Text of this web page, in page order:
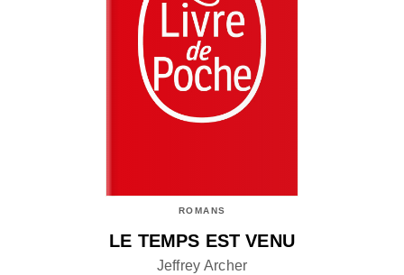
ROMANS
LE TEMPS EST VENU
Jeffrey Archer